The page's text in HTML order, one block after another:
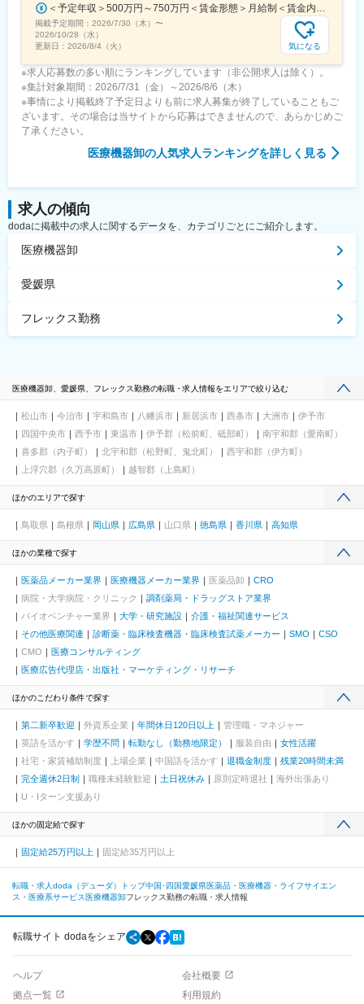
＜予定年収＞500万円～750万円＜賃金形態＞月給制＜賃金内訳＞月額（基本給）：300,000円～430,000円＜月給＞300,000円～430,000円＜昇給有無＞有＜残業手当＞有＜給与補足＞※経験・スキルを考慮の上決定いたします。■賞与：年2回（7月・12月）※昨年実績4.2ヶ月■昇給：年1回（1月）■モデル年収：・年収580万円 主任（月給34万円×12ヶ月＋諸手当）・年収820万円 課長（月給48万円×12ヶ月＋諸手当）賃金はあくまでも目安の金額であり、選考を通じて上下する可能性があります。月給(月額)は固定手当を含めた表記です。
掲載予定期間： 2026/7/30（木） 〜
2026/10/28（水）
更新日： 2026/8/4（火） 気になる
※求人応募数の多い順にランキングしています（非公開求人は除く）。
※集計対象期間：2026/7/31（金）～2026/8/6（木）
※事情により掲載終了予定日よりも前に求人募集が終了していることもご
ざいます。その場合は当サイトから応募はできませんので、あらかじめご
了承ください。
医療機器卸の人気求人ランキングを詳しく見る
求人の傾向
dodaに掲載中の求人に関するデータを、カテゴリごとにご紹介します。
医療機器卸
愛媛県
フレックス勤務
医療機器卸、愛媛県、フレックス勤務の転職・求人情報をエリアで絞り込む
松山市 今治市 宇和島市 八幡浜市 新居浜市 西条市 大洲市
伊予市
四国中央市
西予市 東温市 伊予郡（松前町、砥部町）
南宇和郡（愛南町）
喜多郡（内子町）
北宇和郡（松野町、鬼北町）
西宇和郡（伊方町）
上浮穴郡（久万高原町）
越智郡（上島町）
ほかのエリアで探す
鳥取県 島根県 岡山県 広島県 山口県 徳島県 香川県 高知県
ほかの業種で探す
医薬品メーカー業界 医療機器メーカー業界 医薬品卸
CRO
病院・大学病院・クリニック
調剤薬局・ドラッグストア業界
バイオベンチャー業界
大学・研究施設
介護・福祉関連サービス
その他医療関連
診断薬・臨床検査機器・臨床検査試薬メーカー SMO
CSO
CMO
医療コンサルティング
医療広告代理店・出版社・マーケティング・リサーチ
ほかのこだわり条件で探す
第二新卒歓迎 外資系企業 年間休日120日以上
管理職・マネジャー
英語を活かす
学歴不問 転勤なし（勤務地限定） 服装自由
女性活躍
社宅・家賃補助制度
上場企業 中国語を活かす 退職金制度
残業20時間未満
完全週休2日制
職種未経験歓迎 土日祝休み 原則定時退社
海外出張あり
U・Iターン支援あり
ほかの固定給で探す
固定給25万円以上 固定給35万円以上
転職・求人doda（デューダ）トップ中国･四国愛媛県医薬品・医療機器・ライフサイエン
ス・医療系サービス 医療機器卸フレックス勤務の転職・求人情報
転職サイト dodaをシェア
ヘルプ
会社概要
拠点一覧
利用規約